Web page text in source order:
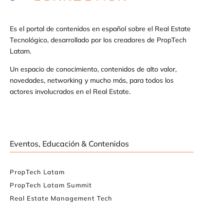
Es el portal de contenidos en español sobre el Real Estate
Tecnológico, desarrollado por los creadores de PropTech
Latam.
Un espacio de conocimiento, contenidos de alto valor,
novedades, networking y mucho más, para todos los
actores involucrados en el Real Estate.
Eventos, Educación & Contenidos
PropTech Latam
PropTech Latam Summit
Real Estate Management Tech